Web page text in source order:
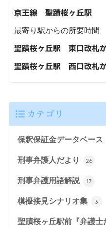
京王線 聖蹟桜ヶ丘駅
最寄り駅からの所要時間
聖蹟桜ヶ丘駅 東口改札
聖蹟桜ヶ丘駅 西口改札
カテゴリ
保釈保証金データベース
刑事弁護人だより 26
刑事弁護用語解説 17
模擬接見シナリオ集 3
聖蹟桜ヶ丘駅前『弁護士